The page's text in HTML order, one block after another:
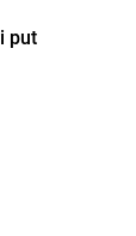
put